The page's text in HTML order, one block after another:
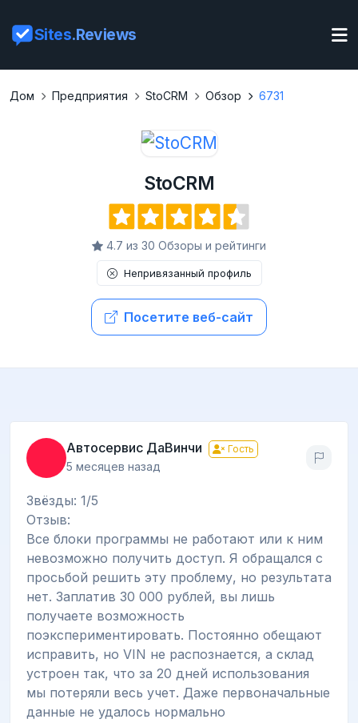
Sites.Reviews
Дом Предприятия StoCRM Обзор 6731
StoCRM
4.7 из 30 Обзоры и рейтинги
Непривязанный профиль
Посетите веб-сайт
Автосервис ДаВинчи Гость
5 месяцев назад
Звёзды: 1/5
Отзыв:
Все блоки программы не работают или к ним
невозможно получить доступ. Я обращался с
просьбой решить эту проблему, но результата
нет. Заплатив 30 000 рублей, вы лишь
получаете возможность
поэкспериментировать. Постоянно обещают
исправить, но VIN не распознается, а склад
устроен так, что за 20 дней использования
мы потеряли весь учет. Даже первоначальные
данные не удалось нормально